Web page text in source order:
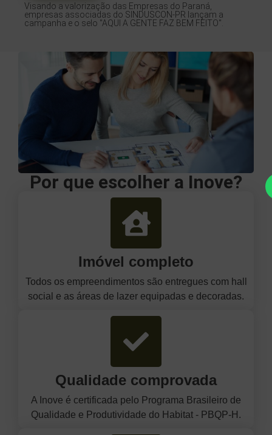
Visando a valorização das Empresas do Paraná,
empresas associadas do SINDUSCON-PR lançam a
campanha e o selo "AQUI A GENTE FAZ BEM FEITO".
Por que escolher a Inove?
Imóvel completo
Todos os empreendimentos são entregues com hall
social e as áreas de lazer equipadas e decoradas.
Qualidade comprovada
A Inove é certificada pelo Programa Brasileiro de
Qualidade e Produtividade do Habitat - PBQP-H.